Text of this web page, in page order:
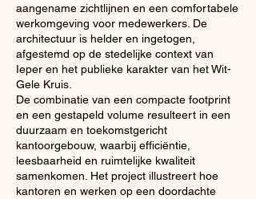
aangename zichtlijnen en een comfortabele
werkomgeving voor medewerkers. De
architectuur is helder en ingetogen,
afgestemd op de stedelijke context van
Ieper en het publieke karakter van het Wit-
Gele Kruis.
De combinatie van een compacte footprint
en een gestapeld volume resulteert in een
duurzaam en toekomstgericht
kantoorgebouw, waarbij efficiëntie,
leesbaarheid en ruimtelijke kwaliteit
samenkomen. Het project illustreert hoe
kantoren en werken op een doordachte